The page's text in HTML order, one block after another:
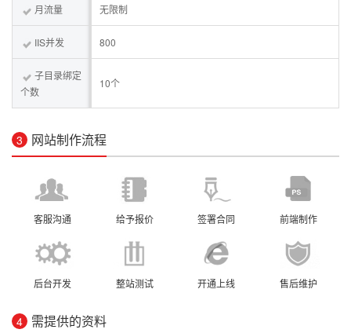
月流量 无限制
IIS并发 800
子目录绑定
个数
10个
3 网站制作流程
客服沟通 给予报价 签署合同 前端制作
后台开发 整站测试 开通上线 售后维护
4 需提供的资料